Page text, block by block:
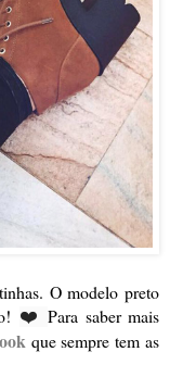
O modelo preto
❤️Para saber mais
que sempre tem as